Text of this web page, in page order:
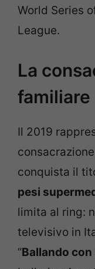
World Series
League.
La
familiare
Il 2019
conquista il
pesi
limita al ring:
televisivo in
“Ballando con